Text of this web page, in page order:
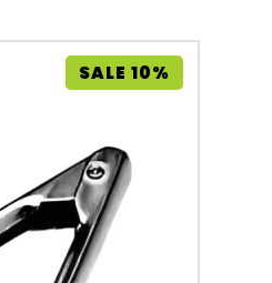
SALE 10%